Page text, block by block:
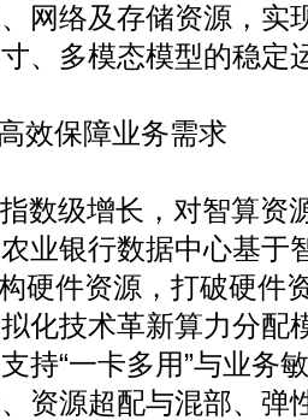
网络及存储资源，实
、多模态模型的稳定
保障业务需求
级增长，对智算资
业银行数据中心基于
硬件资源，打破硬件
化技术革新算力分配
持“一卡多用”与业务
资源超配与混部、弹